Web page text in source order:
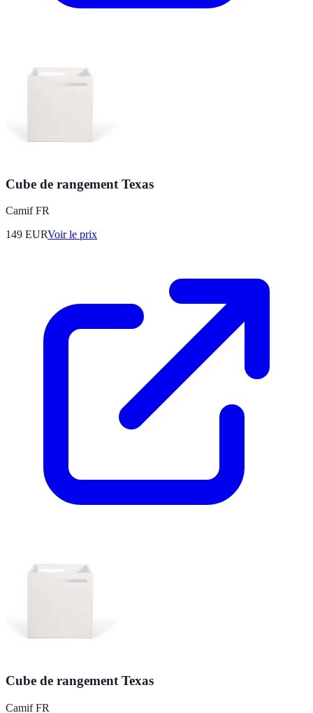
Cube de rangement Texas
Camif FR
149 EURVoir le prix
Cube de rangement Texas
Camif FR